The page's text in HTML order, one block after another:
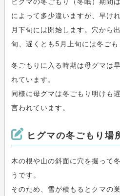
によって多少違いますが、早け
月下旬には開始します。穴から
旬、遅くとも5月上旬には冬ごも
冬ごもりに入る時期は母グマは
れています。
同様に母グマは冬ごもり明けも
言われています。
ヒグマの冬ごもり場
木の根や山の斜面に穴を掘って
うです。
そのため、雪が積もるとクマの